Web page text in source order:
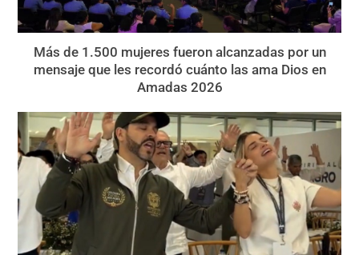
Más de 1.500 mujeres fueron alcanzadas por un
mensaje que les recordó cuánto las ama Dios en
Amadas 2026